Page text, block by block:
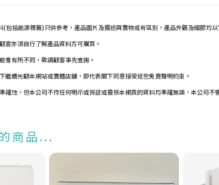
(包括能源標籤)只供參考，產品圖片及描述與實物或有區別，產品外觀及細節均
客亦須自行了解產品資料方可購買。
會有所不同，敬請顧客事先查詢。
繼續光顧本網站或實體店舖，即代表閣下同意接受這些免責聲明約束。
確性，但本公司不作任何明示或保証或擔保本網頁的資料均準確無誤，本公司不
商品...